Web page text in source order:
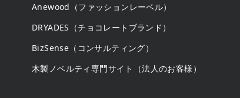
Anewood（ファッションレーベル）
DRYADES（チョコレートブランド）
BizSense（コンサルティング）
木製ノベルティ専門サイト（法人のお客様）